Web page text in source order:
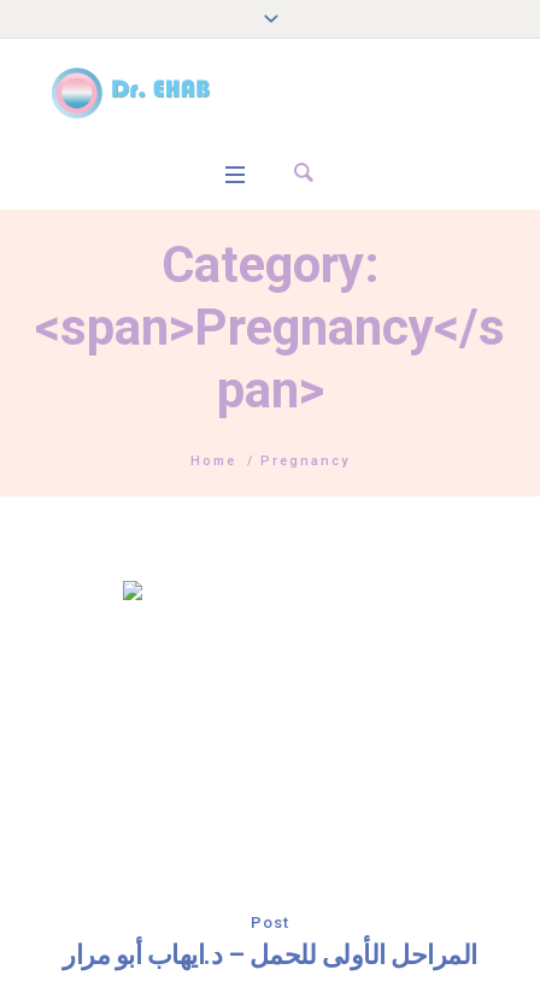
Category:
<span>Pregnancy</s
pan>
Home / Pregnancy
Post
المراحل الأولى للحمل – د.ايهاب أبو مرار